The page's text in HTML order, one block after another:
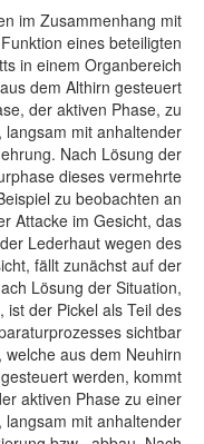
im Zusammenhang mit
eines beteiligten
in einem Organbereich.
dem Althirn gesteuert
der aktiven Phase, zu
mit anhaltender
Nach Lösung der
dieses vermehrte
zu beobachten an
Attacke im Gesicht, das
Lederhaut wegen des
fällt zunächst auf der
Lösung der Situation,
ist der Pickel als Teil des
sichtbar.
aus dem Neuhirn
werden, kommt
aktiven Phase zu einer
mit anhaltender